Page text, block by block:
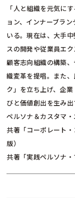
「人と組織を元気に
ョン、インナーブラ
いる。現在は、大手
スの開発や従業員エ
顧客志向組織の構築
織変革を提唱。また
ク」を立ち上げ、企
びと価値創出を生み出
ペルソナ＆カスタマ
共著「コーポレート
版）
共著「実践ペルソナ